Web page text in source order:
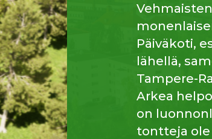
Päiväkoti,
lähellä,
Tampere-
Arkea
on
tontteja